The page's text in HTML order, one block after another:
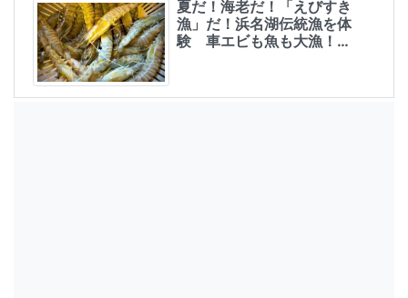
夏だ！海老だ！「えびすき
漁」だ！浜名湖伝統漁を体
験 車エビも魚も大漁！…